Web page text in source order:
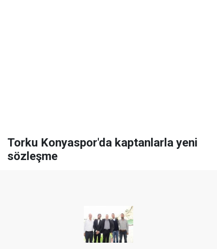
Torku Konyaspor'da kaptanlarla yeni
sözleşme